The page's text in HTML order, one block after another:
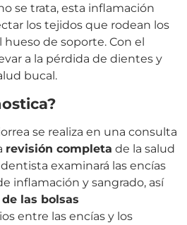
se trata, esta inflamación
los tejidos que rodean los
de soporte. Con el
a la pérdida de dientes y
bucal.
se realiza en una consulta
revisión completa de la salud
examinará las encías
inflamación y sangrado, así
las bolsas
entre las encías y los